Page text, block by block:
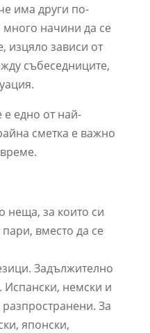
има други по-
начини да се
изцяло зависи от
събеседниците,
едно от най-
сметка е важно
неща, за които си
пари, вместо да се
Задължително
Испански, немски и
За
японски,